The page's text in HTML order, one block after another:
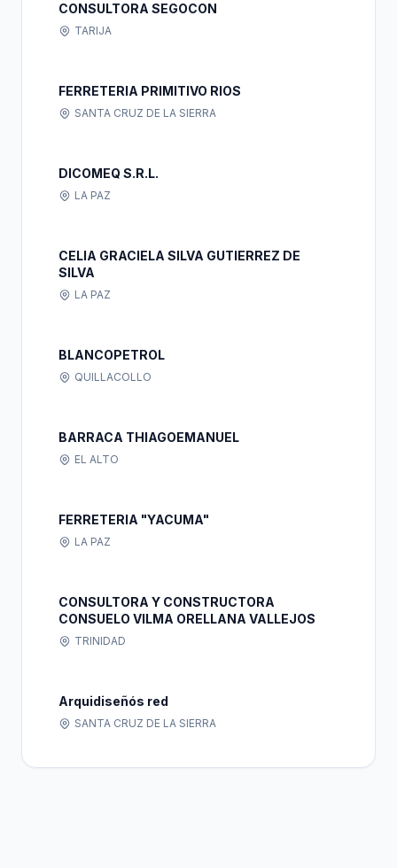
CONSULTORA SEGOCON
TARIJA
FERRETERIA PRIMITIVO RIOS
SANTA CRUZ DE LA SIERRA
DICOMEQ S.R.L.
LA PAZ
CELIA GRACIELA SILVA GUTIERREZ DE
SILVA
LA PAZ
BLANCOPETROL
QUILLACOLLO
BARRACA THIAGOEMANUEL
EL ALTO
FERRETERIA "YACUMA"
LA PAZ
CONSULTORA Y CONSTRUCTORA
CONSUELO VILMA ORELLANA VALLEJOS
TRINIDAD
Arquidiseñós red
SANTA CRUZ DE LA SIERRA